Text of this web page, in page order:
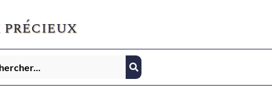
précieux